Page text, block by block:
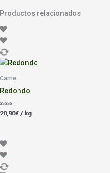
Productos relacionados
Carne
Redondo
Valorado
con
20,90€ / kg